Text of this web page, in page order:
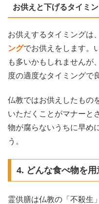
お供えと下げるタイミ
お供えするタイミングは、
ングでお供えをします。
も多いかもしれませんが
度の適度なタイミングで
仏教ではお供えしたもの
いただくことがマナーと
物が腐らないうちに早め
う。
4. どんな食べ物を用
霊供膳は仏教の「不殺生